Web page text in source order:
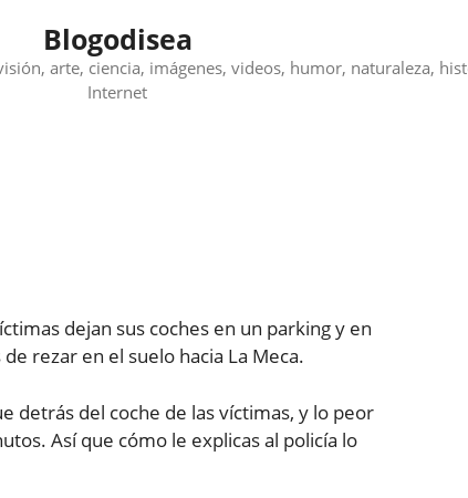
Blogodisea
arte, ciencia, imágenes, videos, humor, naturaleza,
Internet
dejan sus coches en un parking y en
rezar en el suelo hacia La Meca.
detrás del coche de las víctimas, y lo peor
Así que cómo le explicas al policía lo